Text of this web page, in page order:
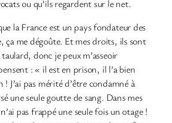
ou qu’ils regardent sur le net.
la France est un pays fondateur des
ça me dégoûte. Et mes droits, ils sont
donc je peux m’asseoir
: « il est en prison, il l’a bien
J’ai pas mérité d’être condamné à
une seule goutte de sang. Dans mes
pas frappé une seule fois un otage !